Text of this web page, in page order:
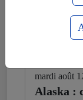
mardi août
Alaska :